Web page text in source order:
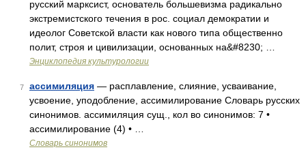
русский марксист, основатель большевизма радикально
экстремистского течения в рос. социал демократии и
идеолог Советской власти как нового типа общественно
полит, строя и цивилизации, основанных на&#8230; …
Энциклопедия культурологии
7 ассимиляция — расплавление, слияние, усваивание,
усвоение, уподобление, ассимилирование Словарь русских
синонимов. ассимиляция сущ., кол во синонимов: 7 •
ассимилирование (4) • …
Словарь синонимов